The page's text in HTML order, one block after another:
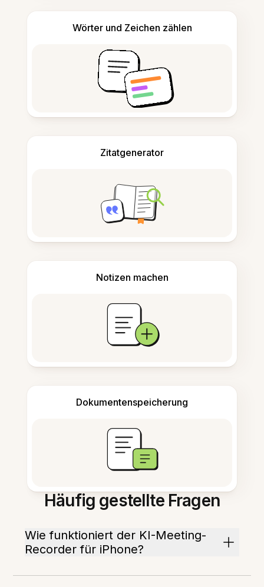
Wörter und Zeichen zählen
Zitatgenerator
Notizen machen
Dokumentenspeicherung
Häufig gestellte Fragen
Wie funktioniert der KI-Meeting-
Recorder für iPhone?